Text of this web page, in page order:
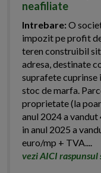
neafiliate
Intrebare:O
impozit pe profit
teren construibil
adresa, destinate
suprafete cuprinse
stoc de marfa.
proprietate (la
anul 2024 a
in anul 2025 a
euro/mp + TVA....
vezi AICI